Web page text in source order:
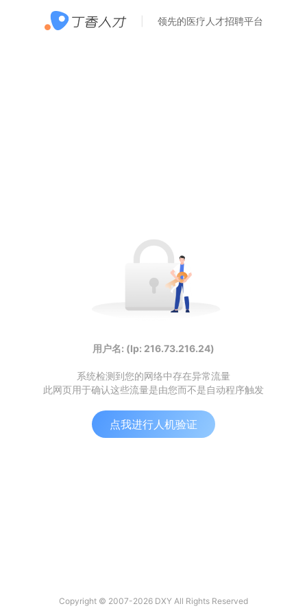
领先的医疗人才招聘平台
用户名: (Ip: 216.73.216.24)
系统检测到您的网络中存在异常流量
此网页用于确认这些流量是由您而不是自动程序触发
点我进行人机验证
Copyright © 2007-2026 DXY All Rights Reserved